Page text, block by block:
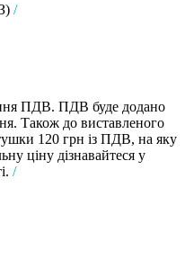
/
ПДВ. ПДВ буде додано
Також до виставленого
120 грн із ПДВ, на яку
ціну дізнавайтеся у
/